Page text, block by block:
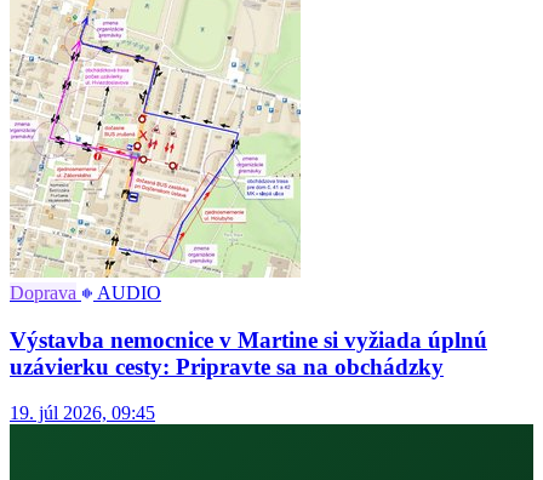
Doprava AUDIO
Výstavba nemocnice v Martine si vyžiada úplnú
uzávierku cesty: Pripravte sa na obchádzky
19. júl 2026, 09:45